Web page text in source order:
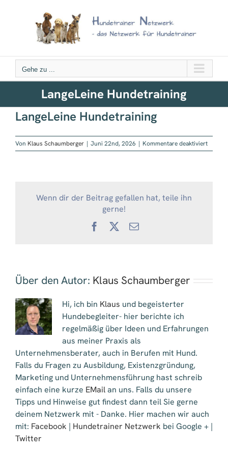
Gehe zu ...
LangeLeine Hundetraining
LangeLeine Hundetraining
Von Klaus Schaumberger | Juni 22nd, 2026 | Kommentare deaktiviertfür
Wenn dir der Beitrag gefallen hat, teile ihn
gerne!
Facebook
X
E-
Über den Autor: Klaus Schaumberger
Hi, ich bin Klaus und begeisterter
Hundebegleiter- hier berichte ich
regelmäßig über Ideen und Erfahrungen
aus meiner Praxis als
Unternehmensberater, auch in Berufen mit Hund.
Falls du Fragen zu Ausbildung, Existenzgründung,
Marketing und Unternehmensführung hast schreib
einfach eine kurze EMailan uns. Falls du unsere
Tipps und Hinweise gut findest dann teil Sie gerne
deinem Netzwerk mit - Danke. Hier machen wir auch
mit: Facebook | Hundetrainer Netzwerk bei Google + |
Twitter